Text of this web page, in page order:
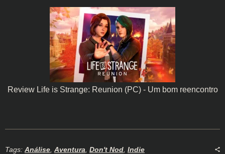
Review Life is Strange: Reunion (PC) - Um bom reencontro
Tags: Análise Aventura Don't Nod Indie